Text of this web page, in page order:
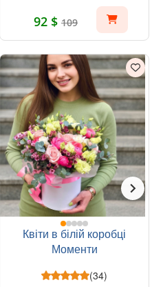
92 $ 109
Квіти в білій коробці
Моменти
(34)